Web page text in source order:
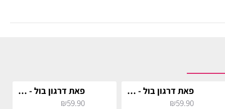
פאת דרגון בול - גוקו
₪59.90
פאת דרגון בול - גוקו סופר סאייה
₪59.90